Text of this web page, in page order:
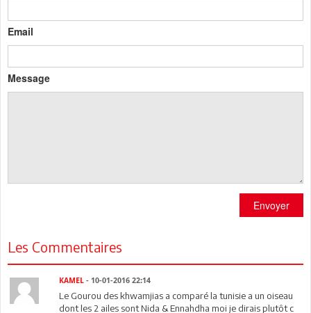
Email
Message
Envoyer
Les Commentaires
KAMEL - 10-01-2016 22:14
Le Gourou des khwamjias a comparé la tunisie a un oiseau
dont les 2 ailes sont Nida & Ennahdha moi je dirais plutôt c